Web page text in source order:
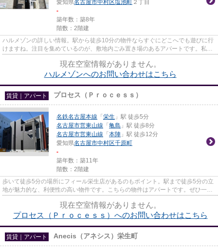
愛知県名古屋市中村区塩池町 ２丁目
-
築年数：築8年
階数：2階建
ハルメゾンの詳しい情報。駅から徒歩10分の物件ならすぐにどこへでも遊びに行
けますね。注目を集めているのが、敷地内ごみ置き場のあるアパートです。私達
現在空室情報がありません。
ハルメゾンへのお問い合わせはこちら
賃貸｜アパート プロセス（Ｐｒｏｃｅｓｓ）
名鉄名古屋本線 「 栄生 」駅 徒歩5分
名古屋市営東山線 「 亀島 」駅 徒歩8分
名古屋市営東山線 「 本陣 」駅 徒歩12分
愛知県名古屋市中村区千原町
-
築年数：築11年
階数：2階建
歩いて徒歩5分の場所にフィール栄生店があるのもポイント。駅まで徒歩5分の立
地が魅力的な、利便性の高い物件です。こちらの物件はアパートです。ぜひ一度
現在空室情報がありません。
プロセス（Ｐｒｏｃｅｓｓ）へのお問い合わせはこちら
賃貸｜アパート Anecis（アネシス）栄生町